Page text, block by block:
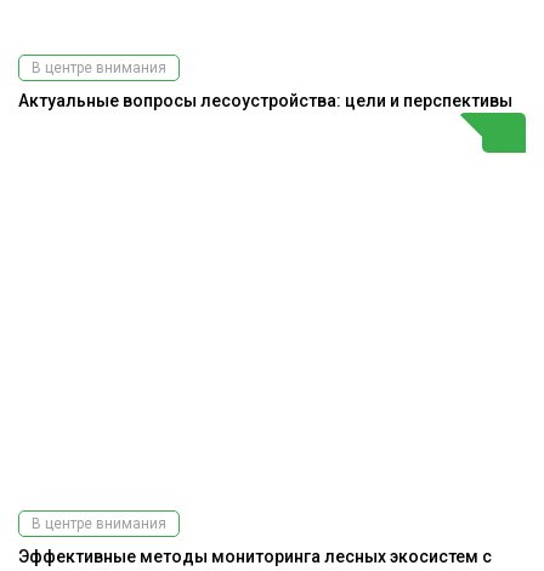
В центре внимания
Актуальные вопросы лесоустройства: цели и перспективы
В центре внимания
Эффективные методы мониторинга лесных экосистем с